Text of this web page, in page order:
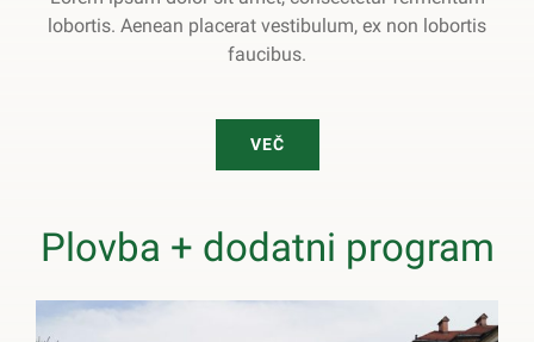
lobortis. Aenean placerat vestibulum, ex non lobortis
faucibus.
VEČ
Plovba + dodatni program